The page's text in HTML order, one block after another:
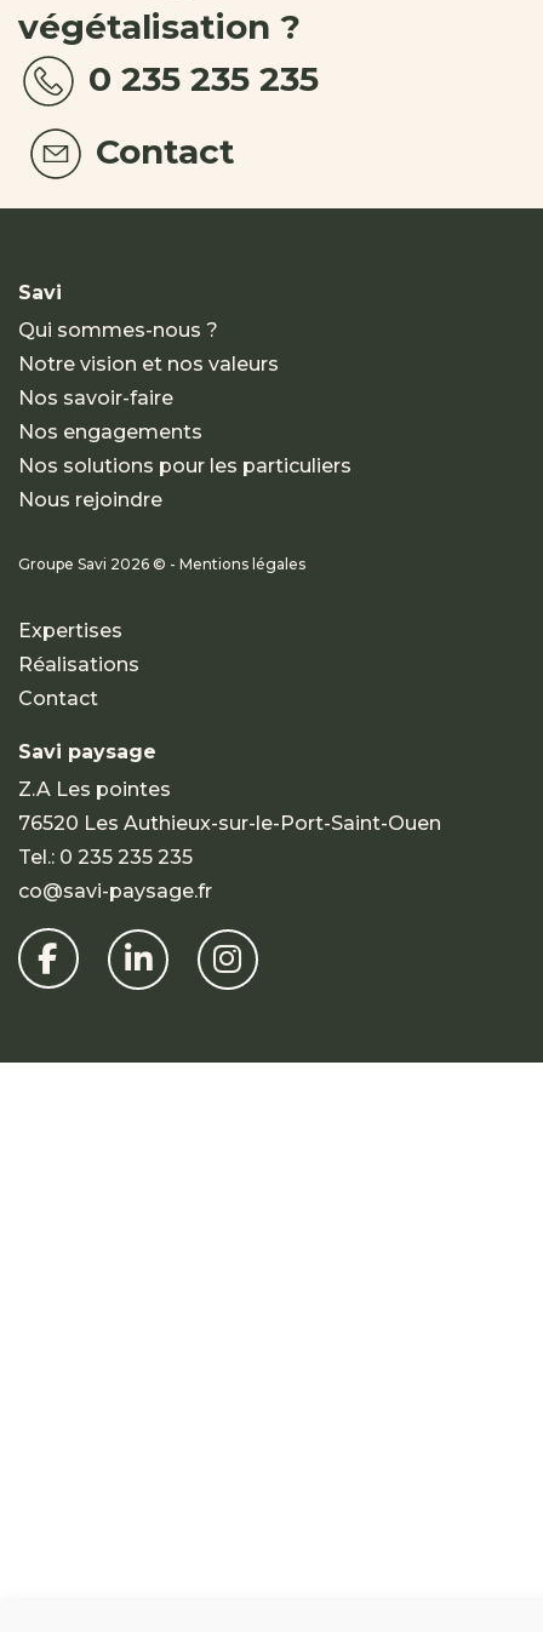
végétalisation ?
0 235 235 235
Contact
Savi
Qui sommes-nous ?
Notre vision et nos valeurs
Nos savoir-faire
Nos engagements
Nos solutions pour les particuliers
Nous rejoindre
Groupe Savi 2026 © - Mentions légales
Expertises
Réalisations
Contact
Savi paysage
Z.A Les pointes
76520 Les Authieux-sur-le-Port-Saint-Ouen
Tel.: 0 235 235 235
co@savi-paysage.fr